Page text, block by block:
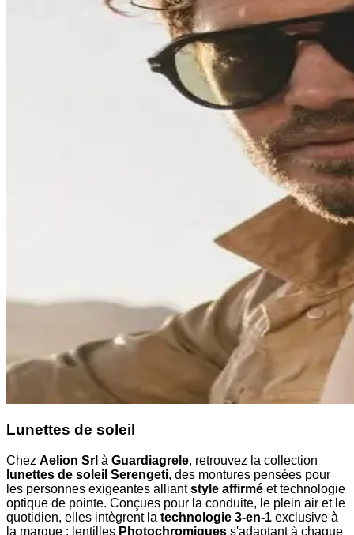
Lunettes de soleil
Chez Aelion Srl à Guardiagrele, retrouvez la collection
lunettes de soleil Serengeti, des montures pensées pour
les personnes exigeantes alliantstyle affirmé et technologie
optique de pointe. Conçues pour la conduite, le plein air et le
quotidien, elles intègrent la technologie 3-en-1 exclusive à
la marque : lentilles Photochromiques s'adaptant à chaque